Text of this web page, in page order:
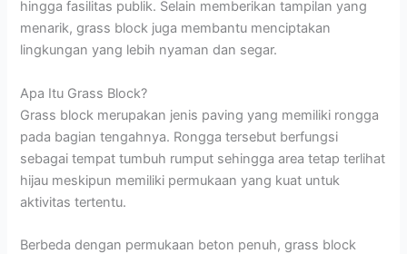
hingga fasilitas publik. Selain memberikan tampilan yang
menarik, grass block juga membantu menciptakan
lingkungan yang lebih nyaman dan segar.
Apa Itu Grass Block?
Grass block merupakan jenis paving yang memiliki rongga
pada bagian tengahnya. Rongga tersebut berfungsi
sebagai tempat tumbuh rumput sehingga area tetap terlihat
hijau meskipun memiliki permukaan yang kuat untuk
aktivitas tertentu.
Berbeda dengan permukaan beton penuh, grass block